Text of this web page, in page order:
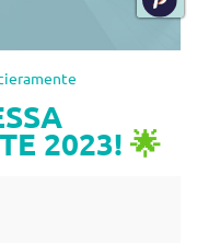
2023! 🌟